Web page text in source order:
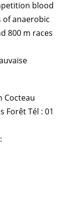
blood
anaerobic
800 m races
Cocteau
Forêt Tél : 01